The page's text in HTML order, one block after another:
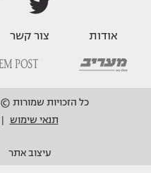
אודות צור קשר
כל הזכויות שמורות © 2014 מעריב און ליין בע"מ.
תנאי שימוש
עיצוב אתר